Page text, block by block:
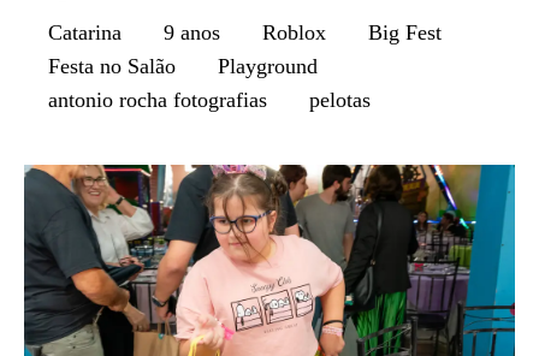
Catarina
9 anos Roblox
Big Fest
Festa no Salão
Playground
antonio rocha fotografias
pelotas